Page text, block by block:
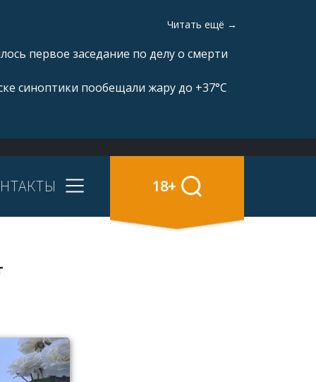
Читать ещё →
первое заседание по делу о смерти
синоптики пообещали жару до +37°C
18+